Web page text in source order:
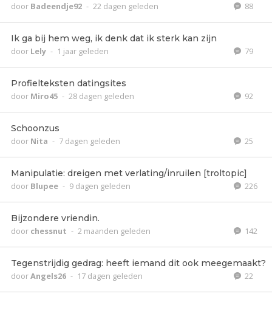
door Badeendje92 - 22 dagen geleden 88
Ik ga bij hem weg, ik denk dat ik sterk kan zijn
door Lely - 1 jaar geleden 79
Profielteksten datingsites
door Miro45 - 28 dagen geleden 92
Schoonzus
door Nita - 7 dagen geleden 25
Manipulatie: dreigen met verlating/inruilen [troltopic]
door Blupee - 9 dagen geleden 226
Bijzondere vriendin.
door chessnut - 2 maanden geleden 142
Tegenstrijdig gedrag: heeft iemand dit ook meegemaakt?
doorAngels26 - 17 dagen geleden 22